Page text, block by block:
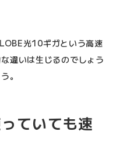
光10ギガという高速
違いは生じるのでしょう
。
ていても速